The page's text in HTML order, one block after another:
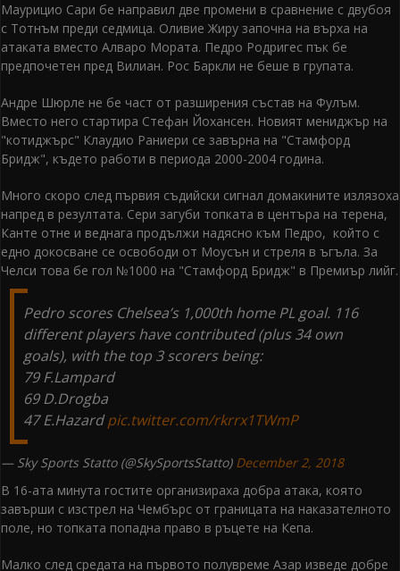
Маурицио Сари бе направил две промени в сравнение с двубоя
с Тотнъм преди седмица. Оливие Жиру започна на върха на
атаката вместо Алваро Мората. Педро Родригес пък бе
предпочетен пред Вилиан. Рос Баркли не беше в групата.
Андре Шюрле не бе част от разширения състав на Фулъм.
Вместо него стартира Стефан Йохансен. Новият мениджър на
"котиджърс" Клаудио Раниери се завърна на "Стамфорд
Бридж", където работи в периода 2000-2004 година.
Много скоро след първия съдийски сигнал домакините излязоха
напред в резултата. Сери загуби топката в центъра на терена,
Канте отне и веднага продължи надясно към Педро, който с
едно докосване се освободи от Моусън и стреля в ъгъла. За
Челси това бе гол №1000 на "Стамфорд Бридж" в Премиър лийг.
Pedro scores Chelsea’s 1,000th home PL goal. 116
different players have contributed (plus 34 own
goals), with the top 3 scorers being:
79 F.Lampard
69 D.Drogba
47 E.Hazardpic.twitter.com/rkrrx1TWmP
— Sky Sports Statto (@SkySportsStatto) December 2, 2018
В 16-ата минута гостите организираха добра атака, която
завърши с изстрел на Чембърс от границата на наказателното
поле, но топката попадна право в ръцете на Кепа.
Малко след средата на първото полувреме Азар изведе добре